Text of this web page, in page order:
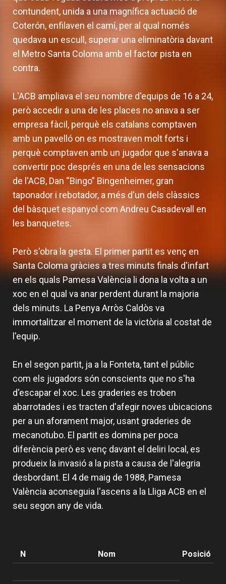
contundent, unida a una magnífica actuació de
Coterón, enfilaven el camí, per al qual només
quedava un escull, superar una eliminatòria davant
el Metro Santa Coloma amb el factor pista en
contra.
L'ACB ampliava el seu nombre d'equips de 16 a 24,
però accedir a una de les places no anava a ser
empresa fàcil, perquè els catalans comptaven
amb un pavelló on es mostraven molt forts i
perquè comptaven amb un jugador que s'anava a
convertir poc després en una de les sensacions
de l'ACB, Dan “Bingo” Bingenheimer, gran
taponador i rebotador, a més d'un dels clàssics
del bàsquet espanyol com Andreu Casadevall en
les banquetes.
Però s'obra la gesta. El primer partit es venç en
Santa Coloma gràcies a tres minuts finals d'infart
en els quals Pamesa València li dona la volta a un
xoc en el qual va anar perdent durant la majoria
dels minuts. La Penya Arròs Caldòs va
immortalitzar el moment de la victòria al costat de
l'equip.
En el segon partit, ja a la Fonteta, tant el públic
com els jugadors són conscients que no s'ha
d'escapar el xoc. Les graderies es troben
abarrotades i es tracten d'afegir noves ubicacions
per a un aforament major, usant graderies de
mecanotubo. El partit es domina per poca
diferència però es venç davant el deliri local, es
produeix la invasió a la pista a causa de l'alegria
desbordant. El 4 de maig de 1988, Pamesa
València aconseguia l'ascens a la Lliga ACB en el
seu segon any de vida.
N Nom Posició